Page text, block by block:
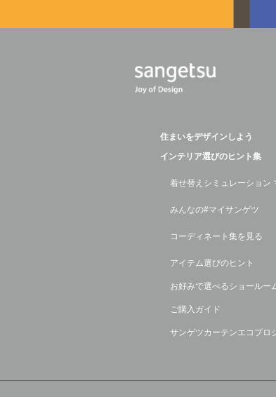
住まいをデザインしよう
インテリア選びのヒント集
着せ替えシミュレーション
みんなの#マイサンゲツ
コーディネート集を見る
アイテム選びのヒント
お好みで選べるショールー
ご購入ガイド
サンゲツカーテンエコプロ